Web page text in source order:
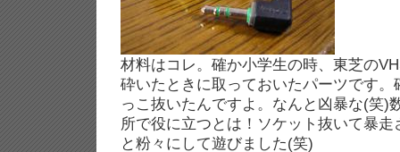
材料はコレ。確か小学生の時、東芝の
砕いたときに取っておいたパーツです
っこ抜いたんですよ。なんと凶暴な(笑)
所で役に立つとは！ソケット抜いて暴
と粉々にして遊びました(笑)